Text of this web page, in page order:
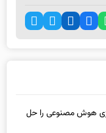
هوش مصنوعی را حل